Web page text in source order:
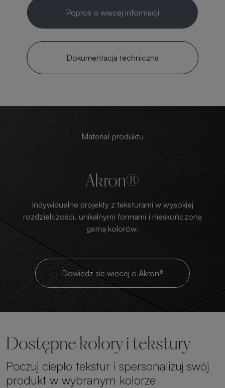
Poproś o więcej informacji
Dokumentacja techniczna
Materiał produktu
Akron®
Indywidualne projekty z teksturami w wysokiej
rozdzielczości, unikalnymi formami i nieskończoną
gamą kolorów.
Dowiedz się więcej o Akron®
Dostępne kolory i tekstury
Poczuj ciepło tekstur i spersonalizuj swój
produkt w wybranym kolorze